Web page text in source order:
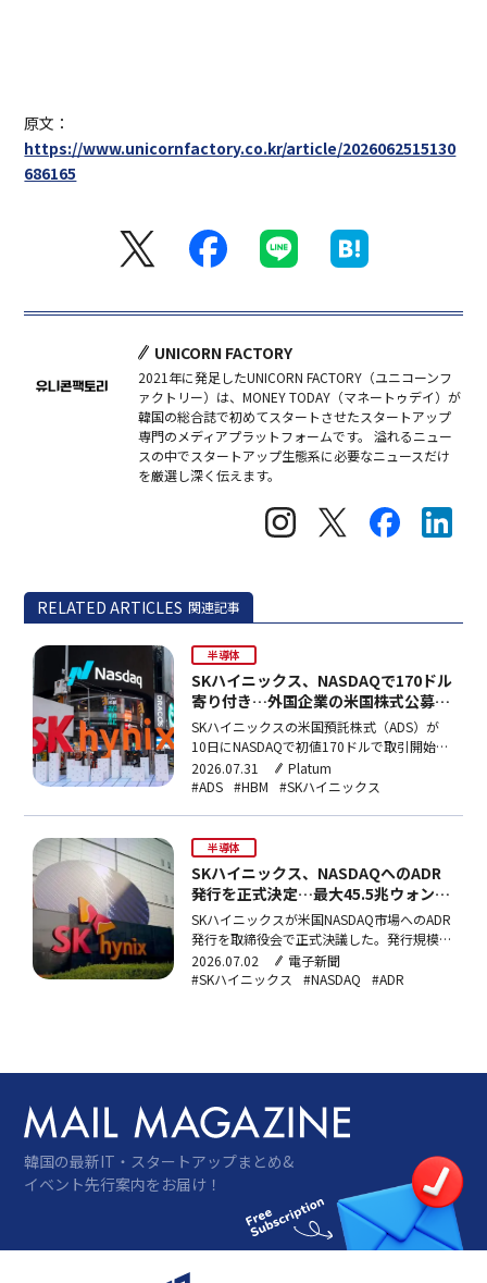
原文：
https://www.unicornfactory.co.kr/article/2026062515130
686165
UNICORN FACTORY
2021年に発足したUNICORN FACTORY（ユニコーンフ
ァクトリー）は、MONEY TODAY（マネートゥデイ）が
韓国の総合誌で初めてスタートさせたスタートアップ
専門のメディアプラットフォームです。 溢れるニュー
スの中でスタートアップ生態系に必要なニュースだけ
を厳選し深く伝えます。
RELATED ARTICLES 関連記事
半導体
SKハイニックス、NASDAQで170ドル
寄り付き…外国企業の米国株式公募と
して過去最大規模
SKハイニックスの米国預託株式（ADS）が
10日にNASDAQで初値170ドルで取引開始。
調達規模265億ドルは外国発行体による米国
株式公募として過去最大。HBM市場シェア
2026.07.31
Platum
#ADS #HBM #SKハイニックス
半導体
SKハイニックス、NASDAQへのADR
発行を正式決定…最大45.5兆ウォンを
調達へ
SKハイニックスが米国NASDAQ市場へのADR
発行を取締役会で正式決議した。発行規模は
最大1,779万株、約45兆4,534億ウォン（約4
兆7,600億円）で、調達資金は龍仁半導体ク
日。
2026.07.02
電子新聞
#SKハイニックス
#NASDAQ #ADR
韓国の最新IT・スタートアップまとめ&
イベント先行案内をお届け！